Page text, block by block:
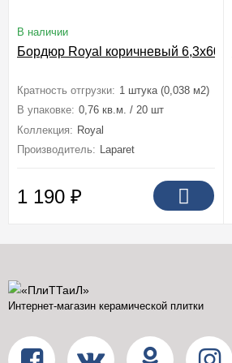
В наличии
Бордюр Royal коричневый 6,3x60
Кратность отгрузки: 1 штука (0,038 м2)
В упаковке: 0,76 кв.м. / 20 шт
Коллекция: Royal
Производитель: Laparet
1 190 ₽
Интернет-магазин керамической плитки